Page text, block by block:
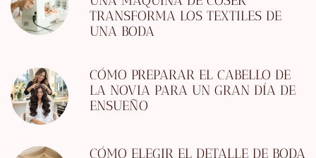
TRANSFORMA LOS TEXTILES DE
UNA BODA
CÓMO PREPARAR EL CABELLO DE
LA NOVIA PARA UN GRAN DÍA DE
ENSUEÑO
CÓMO ELEGIR EL DETALLE DE BODA